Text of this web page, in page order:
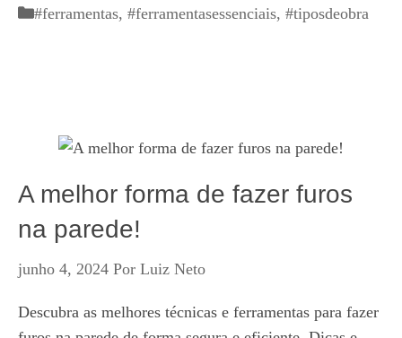
Categorias
#ferramentas, #ferramentasessenciais, #tiposdeobra
A melhor forma de fazer furos
na parede!
junho 4, 2024 Por Luiz Neto
Descubra as melhores técnicas e ferramentas para fazer